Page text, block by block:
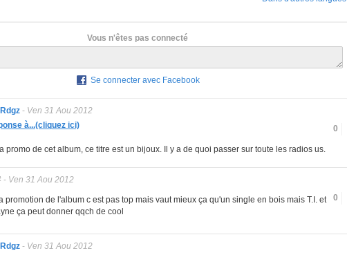
Vous n'êtes pas connecté
Se connecter avec Facebook
- Ven 31 Aou 2012
0
à...(cliquez ici)
promo de cet album, ce titre est un bijoux. Il y a de quoi passer sur toute les radios us.
- Ven 31 Aou 2012
0
promotion de l'album c est pas top mais vaut mieux ça qu'un single en bois mais T.I. et
ça peut donner qqch de cool
- Ven 31 Aou 2012